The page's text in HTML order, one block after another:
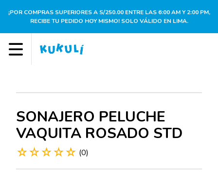
¡POR COMPRAS SUPERIORES A S/250.00 ENTRE LAS 6:00 AM Y 2:00 PM,
RECIBE TU PEDIDO HOY MISMO! SOLO VÁLIDO EN LIMA.
SONAJERO PELUCHE
VAQUITA ROSADO STD
☆☆☆☆☆ (0)